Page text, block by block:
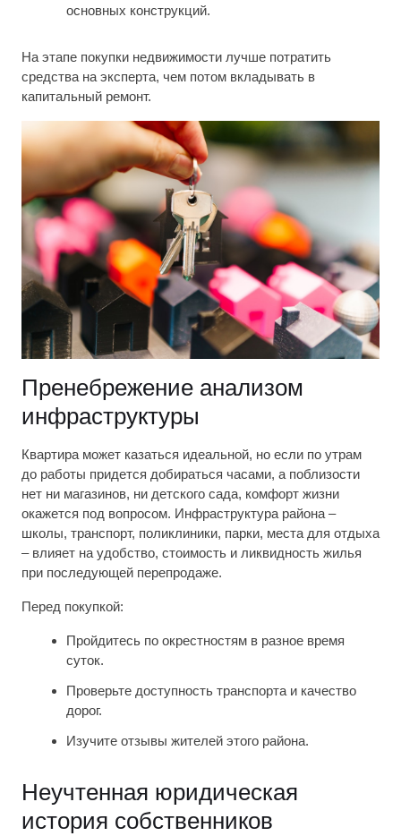
основных конструкций.
На этапе покупки недвижимости лучше потратить
средства на эксперта, чем потом вкладывать в
капитальный ремонт.
Пренебрежение анализом
инфраструктуры
Квартира может казаться идеальной, но если по утрам
до работы придется добираться часами, а поблизости
нет ни магазинов, ни детского сада, комфорт жизни
окажется под вопросом. Инфраструктура района –
школы, транспорт, поликлиники, парки, места для отдыха
– влияет на удобство, стоимость и ликвидность жилья
при последующей перепродаже.
Перед покупкой:
Пройдитесь по окрестностям в разное время
суток.
Проверьте доступность транспорта и качество
дорог.
Изучите отзывы жителей этого района.
Неучтенная юридическая
история собственников